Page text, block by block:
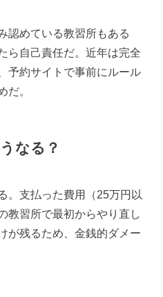
認めている教習所もある
ら自己責任だ。近年は完全
予約サイトで事前にルール
だ。
なる？
。支払った費用（25万円以
教習所で最初からやり直し
が残るため、金銭的ダメー